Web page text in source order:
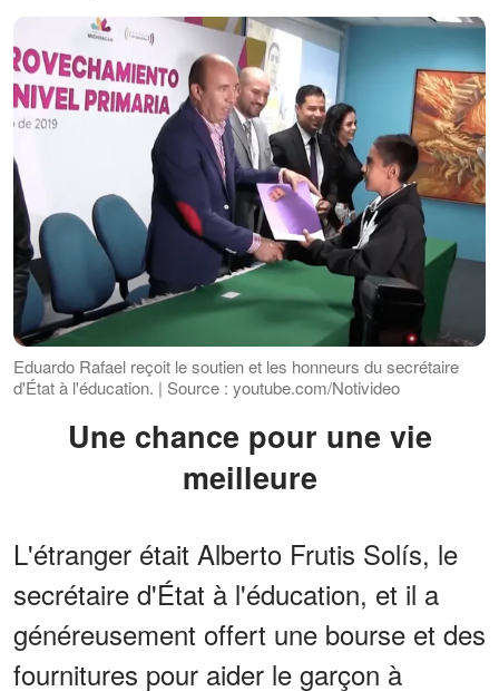
Eduardo Rafael reçoit le soutien et les honneurs du secrétaire
d'État à l'éducation. | Source : youtube.com/Notivideo
Une chance pour une vie
meilleure
L'étranger était Alberto Frutis Solís, le
secrétaire d'État à l'éducation, et il a
généreusement offert une bourse et des
fournitures pour aider le garçon à